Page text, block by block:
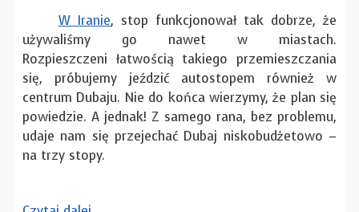
W Iranie, stop funkcjonował tak dobrze, że
używaliśmy go nawet w miastach.
Rozpieszczeni łatwością takiego przemieszczania
się, próbujemy jeździć autostopem również w
centrum Dubaju. Nie do końca wierzymy, że plan się
powiedzie. A jednak! Z samego rana, bez problemu,
udaje nam się przejechać Dubaj niskobudżetowo –
na trzy stopy.